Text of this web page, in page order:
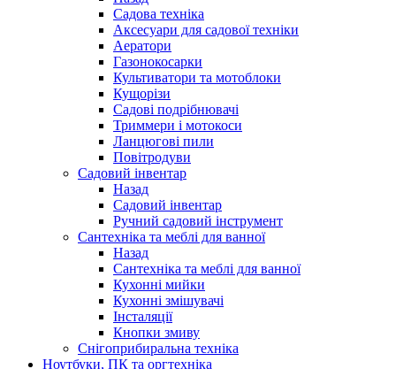
Садова техніка
Аксесуари для садової техніки
Аератори
Газонокосарки
Культиватори та мотоблоки
Кущорізи
Садові подрібнювачі
Триммери і мотокоси
Ланцюгові пили
Повітродуви
Садовий інвентар
Назад
Садовий інвентар
Ручний садовий інструмент
Сантехніка та меблі для ванної
Назад
Сантехніка та меблі для ванної
Кухонні мийки
Кухонні змішувачі
Інсталяції
Кнопки змиву
Снігоприбиральна техніка
Ноутбуки, ПК та оргтехніка